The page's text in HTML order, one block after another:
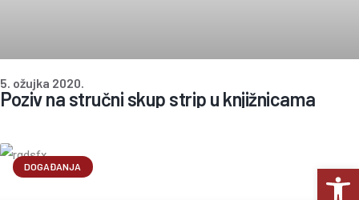
Poziv na stručni skup strip u knjižnicama
5. ožujka 2020.
DOGAĐANJA